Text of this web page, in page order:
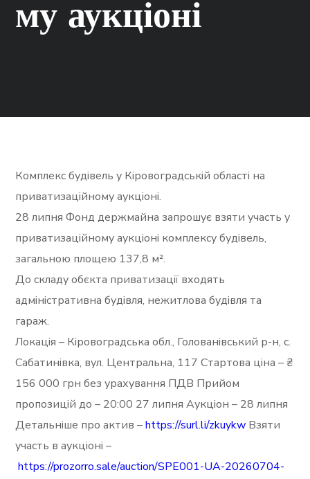
му аукціоні
Комплекс будівель у Кіровоградській області на
приватизаційному аукціоні.
28 липня Фонд держмайна запрошує взяти участь у
приватизаційному аукціоні комплексу будівель,
загальною площею 137,8 м².
До складу обєкта приватизації входять
адміністративна будівля, нежитлова будівля та
гараж.
Локація – Кіровоградська обл., Голованівський р-н, с.
Сабатинівка, вул. Центральна, 117 Стартова ціна – ₴
156 000 грн без урахування ПДВ Прийом
пропозицій до – 20:00 27 липня Аукціон – 28 липня
Детальніше про актив –https://surl.li/zkuykw Взяти
участь в аукціоні –
https://prozorro.sale/auction/SPE001-UA-20260704-